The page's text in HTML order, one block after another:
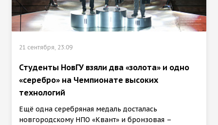
21 сентября, 23:09
Студенты НовГУ взяли два «золота» и одно
«серебро» на Чемпионате высоких
технологий
Ещё одна серебряная медаль досталась
новгородскому НПО «Квант» и бронзовая –